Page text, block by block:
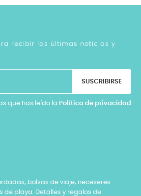
recibir las últimas noticias y
SUSCRIBIRSE
que has leído la Política de privacidad
bolsas de viaje, neceseres
de playa. Detalles y regalos de